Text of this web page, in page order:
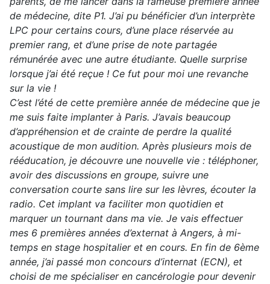
de médecine, dite P1. J’ai pu bénéficier d’un interprète
LPC pour certains cours, d’une place réservée au
premier rang, et d’une prise de note partagée
rémunérée avec une autre étudiante. Quelle surprise
lorsque j’ai été reçue ! Ce fut pour moi une revanche
sur la vie !
C’est l’été de cette première année de médecine que je
me suis faite implanter à Paris. J’avais beaucoup
d’appréhension et de crainte de perdre la qualité
acoustique de mon audition. Après plusieurs mois de
rééducation, je découvre une nouvelle vie : téléphoner,
avoir des discussions en groupe, suivre une
conversation courte sans lire sur les lèvres, écouter la
radio. Cet implant va faciliter mon quotidien et
marquer un tournant dans ma vie. Je vais effectuer
mes 6 premières années d’externat à Angers, à mi-
temps en stage hospitalier et en cours. En fin de 6ème
année, j’ai passé mon concours d’internat (ECN), et
choisi de me spécialiser en cancérologie pour devenir